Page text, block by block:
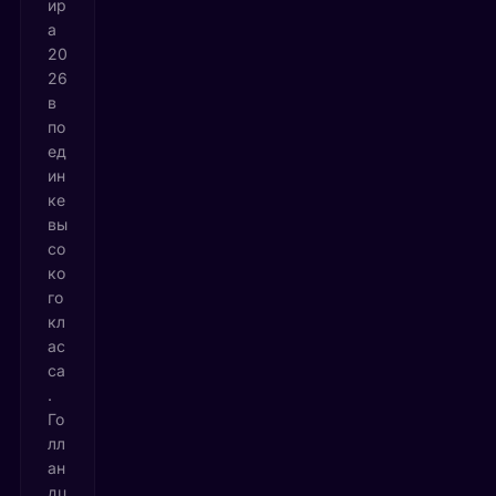
ир
а
20
26
в
по
ед
ин
ке
вы
со
ко
го
кл
ас
са
.
Го
лл
ан
дц